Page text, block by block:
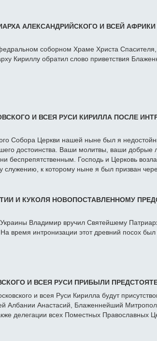
АЛЕКСАНДРИЙСКОГО И ВСЕЙ
соборном Храме Христа Спасителя,
Кириллу обратил слово приветствия
И ВСЕЯ РУСИ КИРИЛЛА ПОСЛЕ
Собора Церкви нашей ныне был я
достоинства. Ваши молитвы, ваши
беспрепятственным. Господь и Церковь
к которому ныне я был призван
И КУКОЛЯ НОВОПОСТАВЛЕННОМУ
Владимир вручил Святейшему
время интронизации этот древний посох
И ВСЕЯ РУСИ ПРИБЫЛИ
и всея Руси Кирилла будут
Албании Анастасий, Блаженнейший
делегации всех Поместных Православных